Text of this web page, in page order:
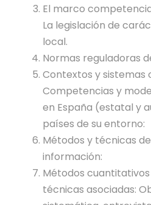
El marco
La legislación de
local.
Normas reguladoras
Contextos y sistemas
Competencias y
en España (estatal y
países de su entorno:
Métodos y técnicas
información:
Métodos
técnicas asociadas: